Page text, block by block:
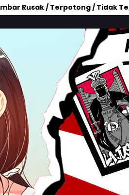
Rusak / Terpotong / Tidak